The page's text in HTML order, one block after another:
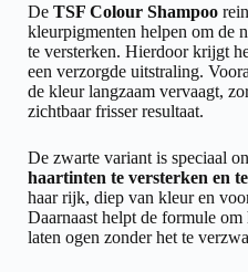
De TSF Colour Shampoo
kleurpigmenten helpen om de
te versterken. Hierdoor krijgt
een verzorgde uitstraling.
de kleur langzaam vervaagt,
zichtbaar frisser resultaat.
De zwarte variant is speciaal
haartinten te versterken en
haar rijk, diep van kleur en
Daarnaast helpt de formule
laten ogen zonder het te